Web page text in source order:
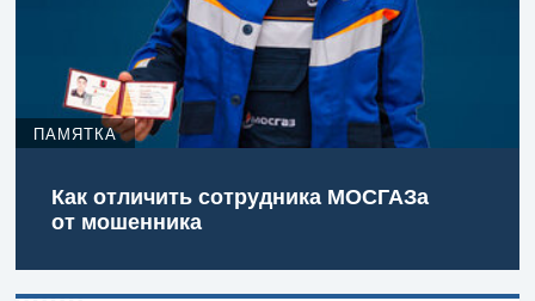
ПАМЯТКА
Как отличить сотрудника МОСГАЗа
от мошенника